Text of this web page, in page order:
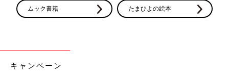
ムック書籍 たまひよの絵本
キャンペーン